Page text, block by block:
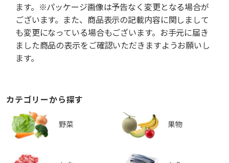
ます。※パッケージ画像は予告なく変更となる場合が
ございます。また、商品表示の記載内容に関しまして
も変更になっている場合もございます。お手元に届き
ました商品の表示をご確認いただきますようお願いし
ます。
カテゴリーから探す